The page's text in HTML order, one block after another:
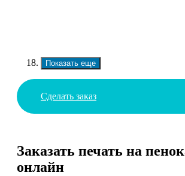
Показать еще
Сделать заказ
Заказать печать на
онлайн